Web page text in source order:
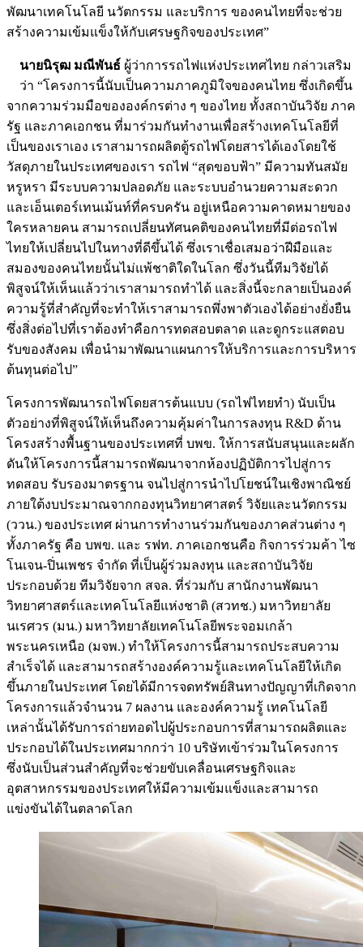
พัฒนาเทคโนโลยี นวัตกรรม และบริการ ของคนไทยที่จะช่วย
สร้างความเข้มแข็งให้กับเศรษฐกิจของประเทศ”
นายนิรุฒ มณีพันธ์ ผู้ว่าการรถไฟแห่งประเทศไทย กล่าวเสริม
ว่า “โครงการนี้นับเป็นความภาคภูมิใจของคนไทย ซึ่งเกิดขึ้น
จากความร่วมมือขององค์กรต่าง ๆ ของไทย ทั้งสถาบันวิจัย ภาค
รัฐ และภาคเอกชน ที่มาร่วมกันทำงานเพื่อสร้างเทคโนโลยีที่
เป็นของเราเอง เราสามารถผลิตตู้รถไฟโดยสารได้เองโดยใช้
วัสดุภายในประเทศของเรา รถไฟ “สุดขอบฟ้า” มีความทันสมัย
หรูหรา มีระบบความปลอดภัย และระบบอำนวยความสะดวก
และเอ็นเตอร์เทนเม้นท์ที่ครบครัน อยู่เหนือความคาดหมายของ
ใครหลายคน สามารถเปลี่ยนทัศนคติของคนไทยที่มีต่อรถไฟ
ไทยให้เปลี่ยนไปในทางที่ดีขึ้นได้ ซึ่งเราเชื่อเสมอว่าฝีมือและ
สมองของคนไทยนั้นไม่แพ้ชาติใดในโลก ซึ่งวันนี้ทีมวิจัยได้
พิสูจน์ให้เห็นแล้วว่าเราสามารถทำได้ และสิ่งนี้จะกลายเป็นองค์
ความรู้ที่สำคัญที่จะทำให้เราสามารถพึ่งพาตัวเองได้อย่างยั่งยืน
ซึ่งสิ่งต่อไปที่เราต้องทำคือการทดสอบตลาด และดูกระแสตอบ
รับของสังคม เพื่อนำมาพัฒนาแผนการให้บริการและการบริหาร
ต้นทุนต่อไป”
โครงการพัฒนารถไฟโดยสารต้นแบบ (รถไฟไทยทำ) นับเป็น
ตัวอย่างที่พิสูจน์ให้เห็นถึงความคุ้มค่าในการลงทุน R&D ด้าน
โครงสร้างพื้นฐานของประเทศที่ บพข. ให้การสนับสนุนและผลัก
ดันให้โครงการนี้สามารถพัฒนาจากห้องปฏิบัติการไปสู่การ
ทดสอบ รับรองมาตรฐาน จนไปสู่การนำไปโยชน์ในเชิงพาณิชย์
ภายใต้งบประมาณจากกองทุนวิทยาศาสตร์ วิจัยและนวัตกรรม
(ววน.) ของประเทศ ผ่านการทำงานร่วมกันของภาคส่วนต่าง ๆ
ทั้งภาครัฐ คือ บพข. และ รฟท. ภาคเอกชนคือ กิจการร่วมค้า ไซ
โนเจน-ปิ่นเพชร จำกัด ที่เป็นผู้ร่วมลงทุน และสถาบันวิจัย
ประกอบด้วย ทีมวิจัยจาก สจล. ที่ร่วมกับ สานักงานพัฒนา
วิทยาศาสตร์และเทคโนโลยีแห่งชาติ (สวทช.) มหาวิทยาลัย
นเรศวร (มน.) มหาวิทยาลัยเทคโนโลยีพระจอมเกล้า
พระนครเหนือ (มจพ.) ทำให้โครงการนี้สามารถประสบความ
สำเร็จได้ และสามารถสร้างองค์ความรู้และเทคโนโลยีให้เกิด
ขึ้นภายในประเทศ โดยได้มีการจดทรัพย์สินทางปัญญาที่เกิดจาก
โครงการแล้วจำนวน 7 ผลงาน และองค์ความรู้ เทคโนโลยี
เหล่านั้นได้รับการถ่ายทอดไปผู้ประกอบการที่สามารถผลิตและ
ประกอบได้ในประเทศมากกว่า 10 บริษัทเข้าร่วมในโครงการ
ซึ่งนับเป็นส่วนสำคัญที่จะช่วยขับเคลื่อนเศรษฐกิจและ
อุตสาหกรรมของประเทศให้มีความเข้มแข็งและสามารถ
แข่งขันได้ในตลาดโลก